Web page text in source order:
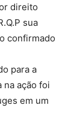
direito
sua
confirmado
para a
na ação foi
em um